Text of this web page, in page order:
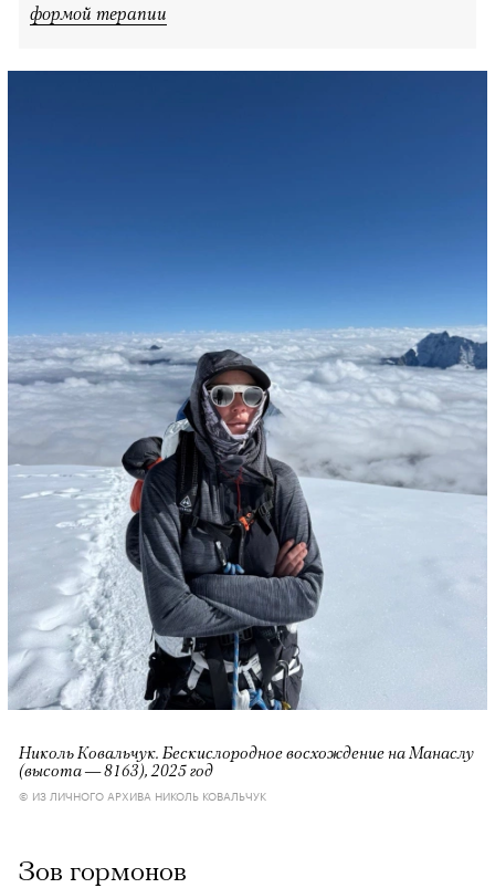
формой терапии
Николь Ковальчук. Бескислородное восхождение на Манаслу
(высота — 8163), 2025 год
© ИЗ ЛИЧНОГО АРХИВА НИКОЛЬ КОВАЛЬЧУК
Зов гормонов